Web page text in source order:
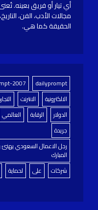
أي تيار أو فريق بعينه.
مجالات الأدب، الفن،
الحقيقة كما هي.
dailyprompt
2007
الالكترونية
الانترنت
الدولار
الرقابة العالمي
جريدة
رجل الاعمال السعودي يهنئ
المبارك
شركات
على لحماية